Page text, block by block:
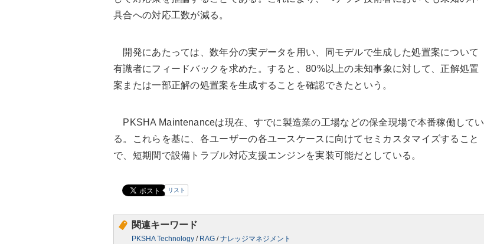
具合への対応工数が減る。
開発にあたっては、数年分の実データを用い、同モデルで生成した処置案について
有識者にフィードバックを求めた。すると、80%以上の未知事象に対して、正解処置
案または一部正解の処置案を生成することを確認できたという。
PKSHA Maintenanceは現在、すでに製造業の工場などの保全現場で本番稼働してい
る。これらを基に、各ユーザーの各ユースケースに向けてセミカスタマイズすること
で、短期間で設備トラブル対応支援エンジンを実装可能だとしている。
リスト
関連キーワード
PKSHA Technology / RAG /ナレッジマネジメント